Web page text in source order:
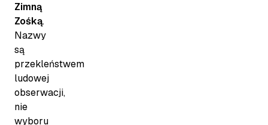
Zimną
Zośką.
Nazwy
są
przekleństwem
ludowej
obserwacji,
nie
wyboru